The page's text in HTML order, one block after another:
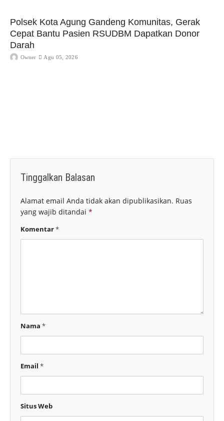
Polsek Kota Agung Gandeng Komunitas, Gerak
Cepat Bantu Pasien RSUDBM Dapatkan Donor
Darah
Owner Agu 05, 2026
Tinggalkan Balasan
Alamat email Anda tidak akan dipublikasikan. Ruas
yang wajib ditandai *
Komentar*
Nama *
Email *
Situs Web